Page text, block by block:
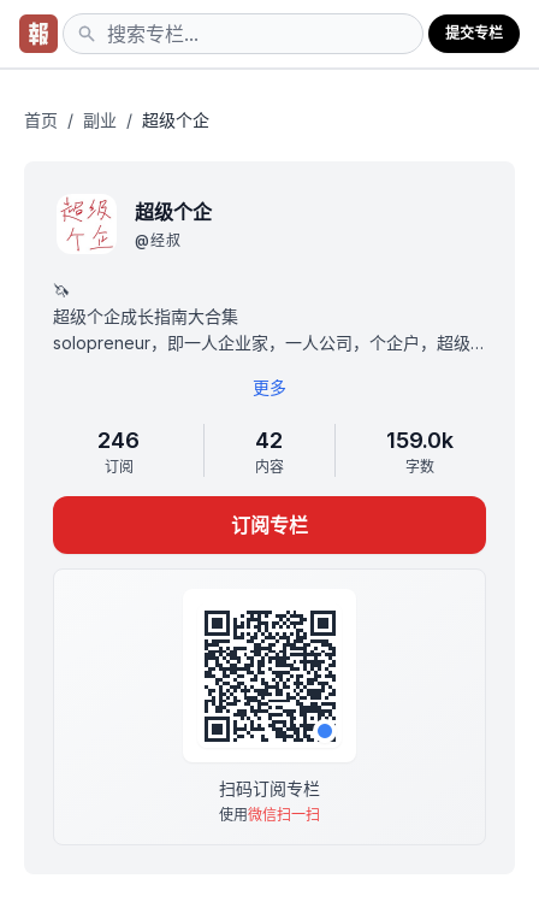
提交专栏
首页 / 副业 / 超级个企
超级个企
@经叔
🦄
超级个企成长指南大合集
solopreneur，即一人企业家，一人公司，个企户，超级
超级个企的致富金律之一：
代码=数据=信息=知识=名气=流量=注意力=货币
本专栏内容精选自“不懂经1人独角兽”知识星球，全部关于
如何做超级个企，分享相关的思路，方法和成功案例。
文章共40余篇，超过20万字。都是外面罕见的稀缺内容。
🦄
气获得财务自由》，《主权个人》，以及《chatgpt百万富
知识星球：不懂经1人独角兽
早鸟优惠价仅需29.9元，
更多
246
订阅
42
内容
159.0k
字数
订阅专栏
扫码订阅专栏
使用微信扫一扫